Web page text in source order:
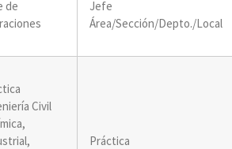
de
Jefe
Área/Sección/Depto./Local
Civil
Práctica